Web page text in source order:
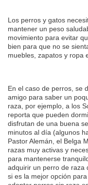
Los perros y gatos
mantener un peso
movimiento para evitar
bien para que no se
muebles, zapatos y ropa
En el caso de perros, se
amigo para saber un
raza, por ejemplo, a los
reporta que pueden
disfrutan de una buena
minutos al día (algunos
Pastor Alemán, el Belga
razas muy activas y
para mantenerse
adquirir un perro de raza
si es la mejor opción